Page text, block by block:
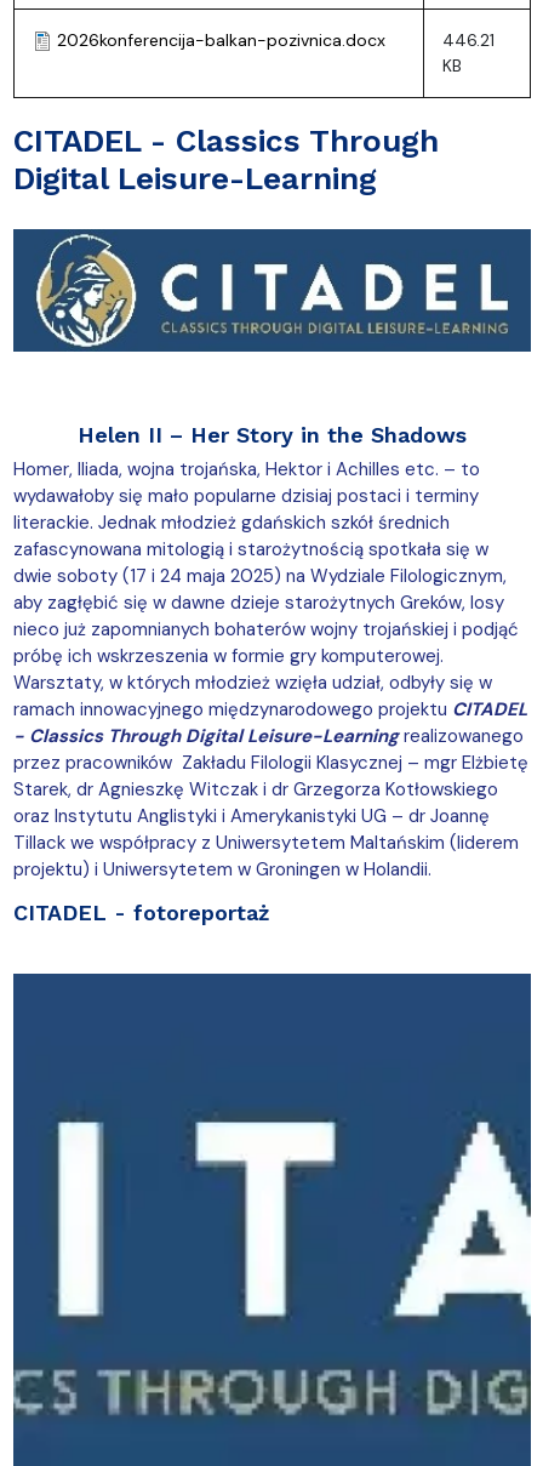
2026konferencija-balkan-pozivnica.docx
446.21
KB
CITADEL - Classics Through
Digital Leisure-Learning
Helen II – Her Story in the Shadows
Homer, Iliada, wojna trojańska, Hektor i Achilles etc. – to
wydawałoby się mało popularne dzisiaj postaci i terminy
literackie. Jednak młodzież gdańskich szkół średnich
zafascynowana mitologią i starożytnością spotkała się w
dwie soboty (17 i 24 maja 2025) na Wydziale Filologicznym,
aby zagłębić się w dawne dzieje starożytnych Greków, losy
nieco już zapomnianych bohaterów wojny trojańskiej i podjąć
próbę ich wskrzeszenia w formie gry komputerowej.
Warsztaty, w których młodzież wzięła udział, odbyły się w
ramach innowacyjnego międzynarodowego projektu CITADEL
- Classics Through Digital Leisure-Learningrealizowanego
przez pracowników Zakładu Filologii Klasycznej – mgr Elżbietę
Starek, dr Agnieszkę Witczak i dr Grzegorza Kotłowskiego
oraz Instytutu Anglistyki i Amerykanistyki UG – dr Joannę
Tillack we współpracy z Uniwersytetem Maltańskim (liderem
projektu) i Uniwersytetem w Groningen w Holandii.
CITADEL - fotoreportaż